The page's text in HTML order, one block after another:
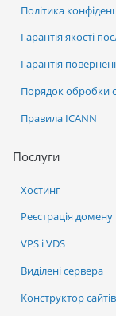
Послуги
Хостинг
Реєстрація домену
VPS і VDS
Виділені сервера
Конструктор сайтів
Політика
Гарантія якості
Гарантія
Порядок обробки
Правила ICANN